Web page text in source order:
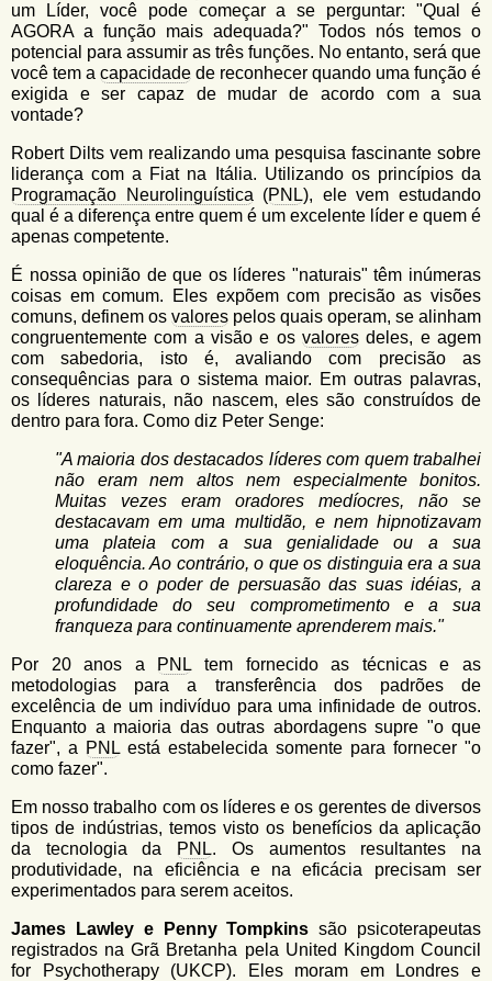
um Líder, você pode começar a se perguntar: "Qual é
AGORA a função mais adequada?" Todos nós temos o
potencial para assumir as três funções. No entanto, será que
você tem a capacidade de reconhecer quando uma função é
exigida e ser capaz de mudar de acordo com a sua
vontade?
Robert Dilts vem realizando uma pesquisa fascinante sobre
liderança com a Fiat na Itália. Utilizando os princípios da
Programação Neurolinguística (PNL), ele vem estudando
qual é a diferença entre quem é um excelente líder e quem é
apenas competente.
É nossa opinião de que os líderes "naturais" têm inúmeras
coisas em comum. Eles expõem com precisão as visões
comuns, definem os valores pelos quais operam, se alinham
congruentemente com a visão e os valores deles, e agem
com sabedoria, isto é, avaliando com precisão as
consequências para o sistema maior. Em outras palavras,
os líderes naturais, não nascem, eles são construídos de
dentro para fora. Como diz Peter Senge:
"A maioria dos destacados líderes com quem trabalhei
não eram nem altos nem especialmente bonitos.
Muitas vezes eram oradores medíocres, não se
destacavam em uma multidão, e nem hipnotizavam
uma plateia com a sua genialidade ou a sua
eloquência. Ao contrário, o que os distinguia era a sua
clareza e o poder de persuasão das suas idéias, a
profundidade do seu comprometimento e a sua
franqueza para continuamente aprenderem mais."
Por 20 anos a PNL tem fornecido as técnicas e as
metodologias para a transferência dos padrões de
excelência de um indivíduo para uma infinidade de outros.
Enquanto a maioria das outras abordagens supre "o que
fazer", a PNL está estabelecida somente para fornecer "o
como fazer".
Em nosso trabalho com os líderes e os gerentes de diversos
tipos de indústrias, temos visto os benefícios da aplicação
da tecnologia da
PNL. Os aumentos resultantes na
produtividade, na eficiência e na eficácia precisam ser
experimentados para serem aceitos.
James Lawley e Penny Tompkins são psicoterapeutas
registrados na Grã Bretanha pela United Kingdom Council
for Psychotherapy (UKCP). Eles moram em Londres e